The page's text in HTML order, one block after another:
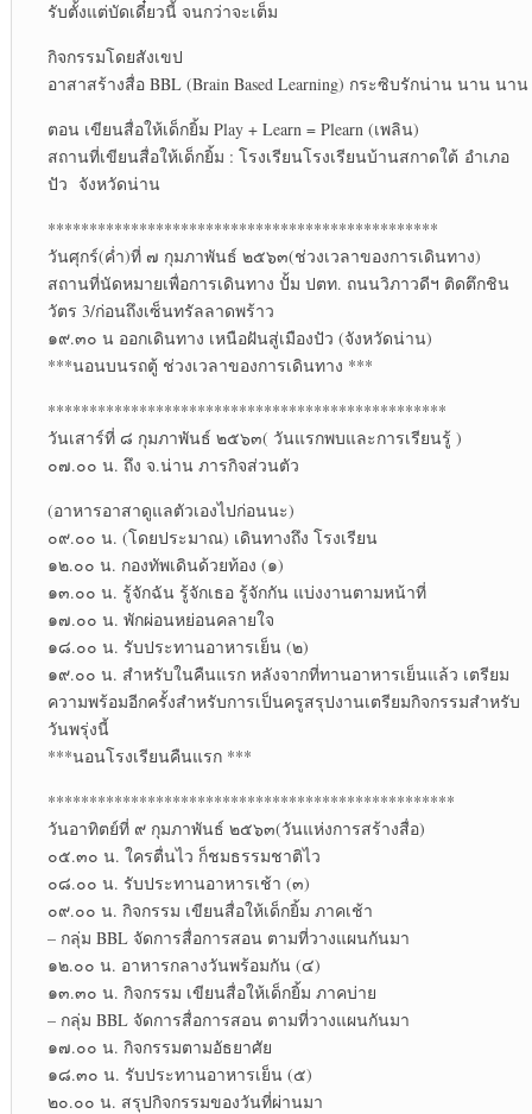
รับตั้งแต่บัดเดี๋ยวนี้ จนกว่าจะเต็ม
กิจกรรมโดยสังเขป
อาสาสร้างสื่อ BBL (Brain Based Learning) กระซิบรักน่าน นาน นาน
ตอน เขียนสื่อให้เด็กยิ้ม Play + Learn = Plearn (เพลิน)
สถานที่เขียนสื่อให้เด็กยิ้ม : โรงเรียนโรงเรียนบ้านสกาดใต้ อำเภอ
ปัว จังหวัดน่าน
***********************************************
วันศุกร์(ค่ำ)ที่ ๗ กุมภาพันธ์ ๒๕๖๓(ช่วงเวลาของการเดินทาง)
สถานที่นัดหมายเพื่อการเดินทาง ปั้ม ปตท. ถนนวิภาวดีฯ ติดตึกชิน
วัตร 3/ก่อนถึงเซ็นทรัลลาดพร้าว
๑๙.๓๐ น ออกเดินทาง เหนือฝันสู่เมืองปัว (จังหวัดน่าน)
***นอนบนรถตู้ ช่วงเวลาของการเดินทาง ***
************************************************
วันเสาร์ที่ ๘ กุมภาพันธ์ ๒๕๖๓( วันแรกพบและการเรียนรู้ )
๐๗.๐๐ น. ถึง จ.น่าน ภารกิจส่วนตัว
(อาหารอาสาดูแลตัวเองไปก่อนนะ)
๐๙.๐๐ น. (โดยประมาณ) เดินทางถึง โรงเรียน
๑๒.๐๐ น. กองทัพเดินด้วยท้อง (๑)
๑๓.๐๐ น. รู้จักฉัน รู้จักเธอ รู้จักกัน แบ่งงานตามหน้าที่
๑๗.๐๐ น. พักผ่อนหย่อนคลายใจ
๑๘.๐๐ น. รับประทานอาหารเย็น (๒)
๑๙.๐๐ น. สำหรับในคืนแรก หลังจากที่ทานอาหารเย็นแล้ว เตรียม
ความพร้อมอีกครั้งสำหรับการเป็นครูสรุปงานเตรียมกิจกรรมสำหรับ
วันพรุ่งนี้
***นอนโรงเรียนคืนแรก ***
*************************************************
วันอาทิตย์ที่ ๙ กุมภาพันธ์ ๒๕๖๓(วันแห่งการสร้างสื่อ)
๐๕.๓๐ น. ใครตื่นไว ก็ชมธรรมชาติไว
๐๘.๐๐ น. รับประทานอาหารเช้า (๓)
๐๙.๐๐ น. กิจกรรม เขียนสื่อให้เด็กยิ้ม ภาคเช้า
– กลุ่ม BBL จัดการสื่อการสอน ตามที่วางแผนกันมา
๑๒.๐๐ น. อาหารกลางวันพร้อมกัน (๔)
๑๓.๓๐ น. กิจกรรม เขียนสื่อให้เด็กยิ้ม ภาคบ่าย
– กลุ่ม BBL จัดการสื่อการสอน ตามที่วางแผนกันมา
๑๗.๐๐ น. กิจกรรมตามอัธยาศัย
๑๘.๓๐ น. รับประทานอาหารเย็น (๕)
๒๐.๐๐ น. สรุปกิจกรรมของวันที่ผ่านมา